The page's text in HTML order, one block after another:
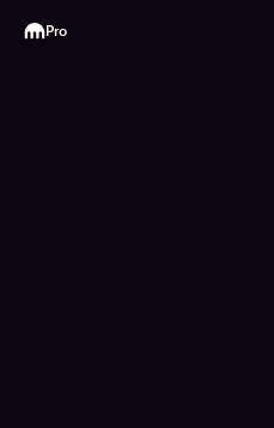
Kraken
Pro